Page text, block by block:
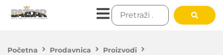
Početna Prodavnica
Proizvodi